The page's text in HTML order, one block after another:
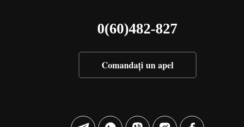
0(60)482-827
Comandați un apel